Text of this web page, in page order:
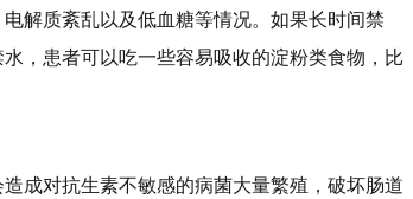
解质紊乱以及低血糖等情况。如果长时间禁
，患者可以吃一些容易吸收的淀粉类食物，比
成对抗生素不敏感的病菌大量繁殖，破坏肠道